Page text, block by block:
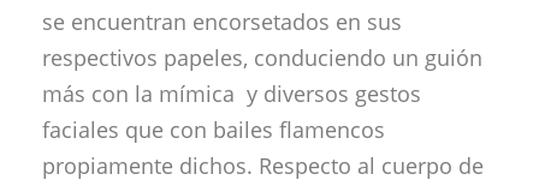
se encuentran encorsetados en sus
respectivos papeles, conduciendo un guión
más con la mímica y diversos gestos
faciales que con bailes flamencos
propiamente dichos. Respecto al cuerpo de